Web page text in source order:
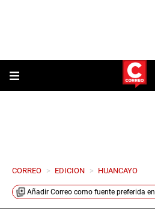
CORREO > EDICION > HUANCAYO
Añadir Correo como fuente preferida en